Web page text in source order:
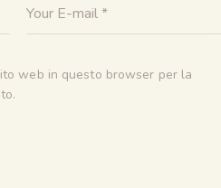
web in questo browser per la